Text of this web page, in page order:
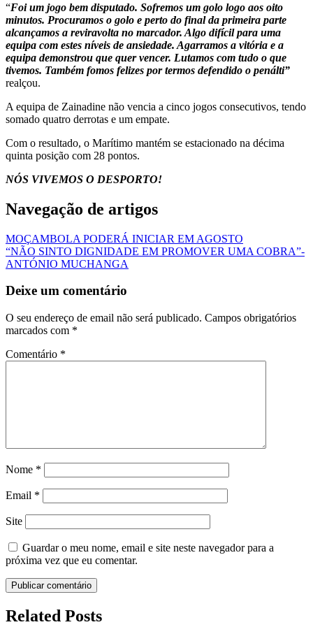
“Foi um jogo bem disputado. Sofremos um golo logo aos oito
minutos. Procuramos o golo e perto do final da primeira parte
alcançamos a reviravolta no marcador. Algo difícil para uma
equipa com estes níveis de ansiedade. Agarramos a vitória e a
equipa demonstrou que quer vencer. Lutamos com tudo o que
tivemos. Também fomos felizes por termos defendido o penálti”
realçou.
A equipa de Zainadine não vencia a cinco jogos consecutivos, tendo
somado quatro derrotas e um empate.
Com o resultado, o Marítimo mantém se estacionado na décima
quinta posição com 28 pontos.
NÓS VIVEMOS O DESPORTO!
Navegação de artigos
MOÇAMBOLA PODERÁ INICIAR EM AGOSTO
“NÃO SINTO DIGNIDADE EM PROMOVER UMA COBRA”-
ANTÓNIO MUCHANGA
Deixe um comentário
O seu endereço de email não será publicado. Campos obrigatórios
marcados com *
Comentário *
Nome *
Email *
Site
Guardar o meu nome, email e site neste navegador para a
próxima vez que eu comentar.
Related Posts